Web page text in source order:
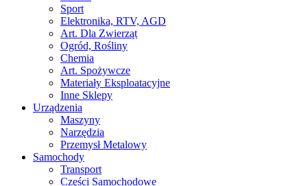
Sport
Elektronika, RTV, AGD
Art. Dla Zwierząt
Ogród, Rośliny
Chemia
Art. Spożywcze
Materiały Eksploatacyjne
Inne Sklepy
Urządzenia
Maszyny
Narzędzia
Przemysł Metalowy
Samochody
Transport
Części Samochodowe